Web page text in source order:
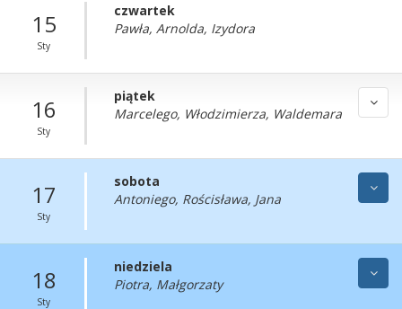
15
Sty
czwartek
Pawła, Arnolda, Izydora
16
Sty
piątek
Marcelego, Włodzimierza, Waldemara
17
Sty
sobota
Antoniego, Rościsława, Jana
18
Sty
niedziela
Piotra, Małgorzaty